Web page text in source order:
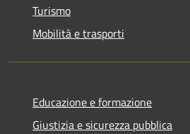
Turismo
Mobilità e trasporti
Educazione e formazione
Giustizia e sicurezza pubblica